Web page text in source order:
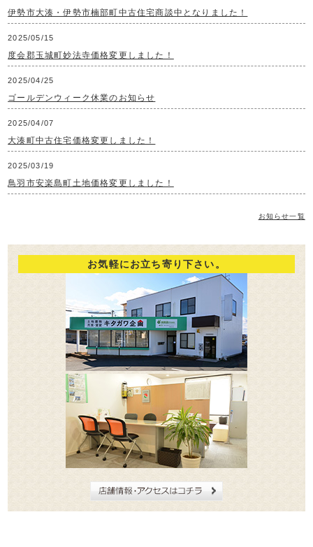
伊勢市大湊・伊勢市楠部町中古住宅商談中となりました！
2025/05/15
度会郡玉城町妙法寺価格変更しました！
2025/04/25
ゴールデンウィーク休業のお知らせ
2025/04/07
大湊町中古住宅価格変更しました！
2025/03/19
鳥羽市安楽島町土地価格変更しました！
お知らせ一覧
お気軽にお立ち寄り下さい。